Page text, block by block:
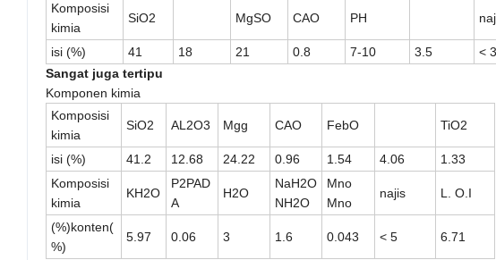
Komposisi
kimia
SiO2 MgSO CAO PH
isi (%) 41 18 21 0.8 7-10 3.5
< 3
Sangat juga tertipu
Komponen kimia
Komposisi
kimia
SiO2 AL2O3 Mgg CAO FebO TiO2
isi (%) 41.2 12.68 24.22 0.96 1.54 4.06
1.33
Komposisi
kimia
KH2O
P2PAD
A
H2O
NaH2O
NH2O
Mno
Mno
najis L. O.I
(%)konten(
%)
5.97 0.06 3 1.6 0.043 < 5 6.71